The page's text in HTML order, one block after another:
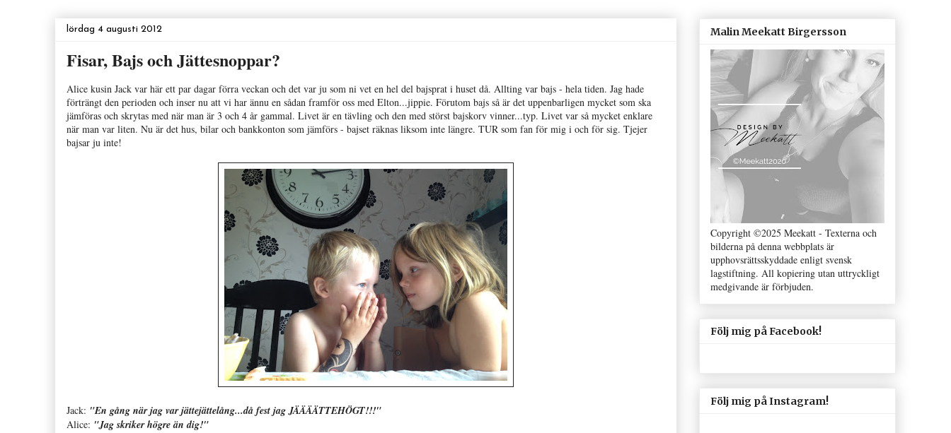
lördag 4 augusti 2012
Fisar, Bajs och Jättesnoppar?
Alice kusin Jack var här ett par dagar förra veckan och det var ju som ni vet en hel del bajsprat i huset då. Allting var bajs - hela tiden. Jag hade
förträngt den perioden och inser nu att vi har ännu en sådan framför oss med Elton...jippie. Förutom bajs så är det uppenbarligen mycket som ska
jämföras och skrytas med när man är 3 och 4 år gammal. Livet är en tävling och den med störst bajskorv vinner...typ. Livet var så mycket enklare
när man var liten. Nu är det hus, bilar och bankkonton som jämförs - bajset räknas liksom inte längre. TUR som fan för mig i och för sig. Tjejer
bajsar ju inte!
Jack: "En gång när jag var jättejättelång...då fest jag JÄÄÄÄTTEHÖGT!!!"
Alice: "Jag skriker högre än dig!"
Malin Meekatt Birgersson
Copyright ©2025 Meekatt - Texterna och
bilderna på denna webbplats är
upphovsrättsskyddade enligt svensk
lagstiftning. All kopiering utan uttryckligt
medgivande är förbjuden.
Följ mig på Facebook!
Följ mig på Instagram!